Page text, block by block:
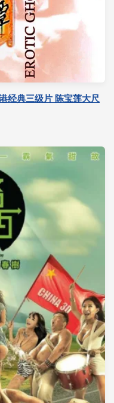
经典三级片 陈宝莲大尺